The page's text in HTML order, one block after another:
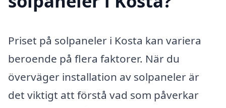
Priset på solpaneler i Kosta kan variera
beroende på flera faktorer. När du
överväger installation av solpaneler är
det viktigt att förstå vad som påverkar